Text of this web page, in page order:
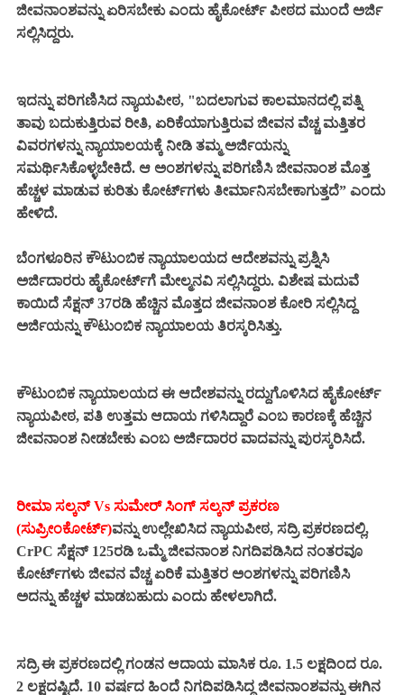
ಜೀವನಾಂಶವನ್ನು ಏರಿಸಬೇಕು ಎಂದು ಹೈಕೋರ್ಟ್ ಪೀಠದ ಮುಂದೆ ಅರ್ಜಿ
ಸಲ್ಲಿಸಿದ್ದರು.
ಇದನ್ನು ಪರಿಗಣಿಸಿದ ನ್ಯಾಯಪೀಠ, "ಬದಲಾಗುವ ಕಾಲಮಾನದಲ್ಲಿ ಪತ್ನಿ
ತಾವು ಬದುಕುತ್ತಿರುವ ರೀತಿ, ಏರಿಕೆಯಾಗುತ್ತಿರುವ ಜೀವನ ವೆಚ್ಚ ಮತ್ತಿತರ
ವಿವರಗಳನ್ನು ನ್ಯಾಯಾಲಯಕ್ಕೆ ನೀಡಿ ತಮ್ಮ ಅರ್ಜಿಯನ್ನು
ಸಮರ್ಥಿಸಿಕೊಳ್ಳಬೇಕಿದೆ. ಆ ಅಂಶಗಳನ್ನು ಪರಿಗಣಿಸಿ ಜೀವನಾಂಶ ಮೊತ್ತ
ಹೆಚ್ಚಳ ಮಾಡುವ ಕುರಿತು ಕೋರ್ಟ್‌ಗಳು ತೀರ್ಮಾನಿಸಬೇಕಾಗುತ್ತದೆ” ಎಂದು
ಹೇಳಿದೆ.
ಬೆಂಗಳೂರಿನ ಕೌಟುಂಬಿಕ ನ್ಯಾಯಾಲಯದ ಆದೇಶವನ್ನು ಪ್ರಶ್ನಿಸಿ
ಅರ್ಜಿದಾರರು ಹೈಕೋರ್ಟ್‌ಗೆ ಮೇಲ್ಮನವಿ ಸಲ್ಲಿಸಿದ್ದರು. ವಿಶೇಷ ಮದುವೆ
ಕಾಯಿದೆ ಸೆಕ್ಷನ್ 37ರಡಿ ಹೆಚ್ಚಿನ ಮೊತ್ತದ ಜೀವನಾಂಶ ಕೋರಿ ಸಲ್ಲಿಸಿದ್ದ
ಅರ್ಜಿಯನ್ನು ಕೌಟುಂಬಿಕ ನ್ಯಾಯಾಲಯ ತಿರಸ್ಕರಿಸಿತ್ತು.
ಕೌಟುಂಬಿಕ ನ್ಯಾಯಾಲಯದ ಈ ಆದೇಶವನ್ನು ರದ್ದುಗೊಳಿಸಿದ ಹೈಕೋರ್ಟ್
ನ್ಯಾಯಪೀಠ, ಪತಿ ಉತ್ತಮ ಆದಾಯ ಗಳಿಸಿದ್ದಾರೆ ಎಂಬ ಕಾರಣಕ್ಕೆ ಹೆಚ್ಚಿನ
ಜೀವನಾಂಶ ನೀಡಬೇಕು ಎಂಬ ಅರ್ಜಿದಾರರ ವಾದವನ್ನು ಪುರಸ್ಕರಿಸಿದೆ.
ರೀಮಾ ಸಲ್ಕನ್ Vs ಸುಮೇರ್ ಸಿಂಗ್ ಸಲ್ಕನ್ ಪ್ರಕರಣ
(ಸುಪ್ರೀಂಕೋರ್ಟ್)ವನ್ನು ಉಲ್ಲೇಖಿಸಿದ ನ್ಯಾಯಪೀಠ, ಸದ್ರಿ ಪ್ರಕರಣದಲ್ಲಿ,
CrPC ಸೆಕ್ಷನ್ 125ರಡಿ ಒಮ್ಮೆ ಜೀವನಾಂಶ ನಿಗದಿಪಡಿಸಿದ ನಂತರವೂ
ಕೋರ್ಟ್‌ಗಳು ಜೀವನ ವೆಚ್ಚ ಏರಿಕೆ ಮತ್ತಿತರ ಅಂಶಗಳನ್ನು ಪರಿಗಣಿಸಿ
ಅದನ್ನು ಹೆಚ್ಚಳ ಮಾಡಬಹುದು ಎಂದು ಹೇಳಲಾಗಿದೆ.
ಸದ್ರಿ ಈ ಪ್ರಕರಣದಲ್ಲಿ ಗಂಡನ ಆದಾಯ ಮಾಸಿಕ ರೂ. 1.5 ಲಕ್ಷದಿಂದ ರೂ.
2 ಲಕ್ಷದಷ್ಟಿದೆ. 10 ವರ್ಷದ ಹಿಂದೆ ನಿಗದಿಪಡಿಸಿದ್ದ ಜೀವನಾಂಶವನ್ನು ಈಗಿನ